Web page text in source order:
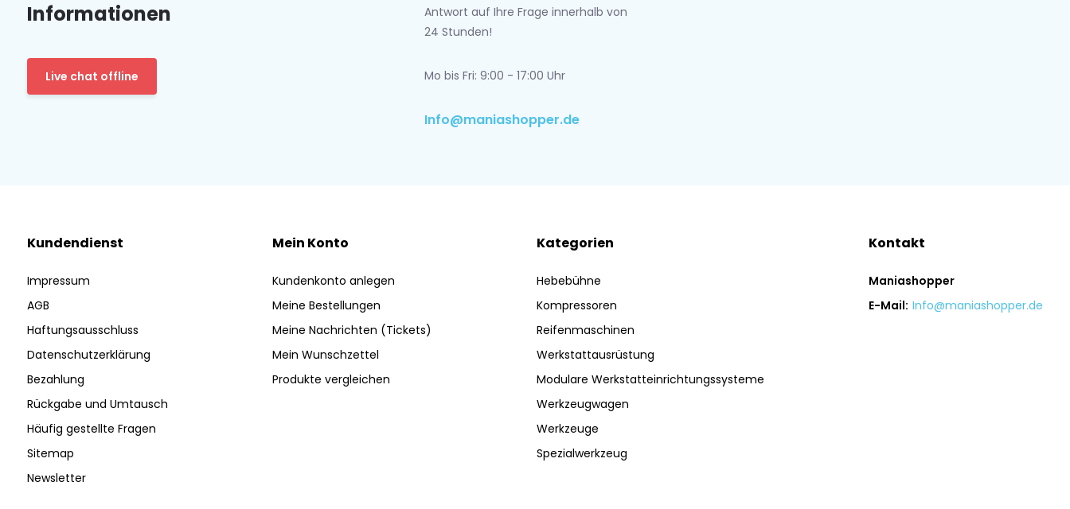
Informationen
Live chat offline
Antwort auf Ihre Frage innerhalb von
24 Stunden!
Mo bis Fri: 9:00 - 17:00 Uhr
Info@maniashopper.de
Kundendienst
Impressum
AGB
Haftungsausschluss
Datenschutzerklärung
Bezahlung
Rückgabe und Umtausch
Häufig gestellte Fragen
Sitemap
Newsletter
Mein Konto
Kundenkonto anlegen
Meine Bestellungen
Meine Nachrichten (Tickets)
Mein Wunschzettel
Produkte vergleichen
Kategorien
Hebebühne
Kompressoren
Reifenmaschinen
Werkstattausrüstung
Modulare Werkstatteinrichtungssysteme
Werkzeugwagen
Werkzeuge
Spezialwerkzeug
Kontakt
Maniashopper
E-Mail: Info@maniashopper.de